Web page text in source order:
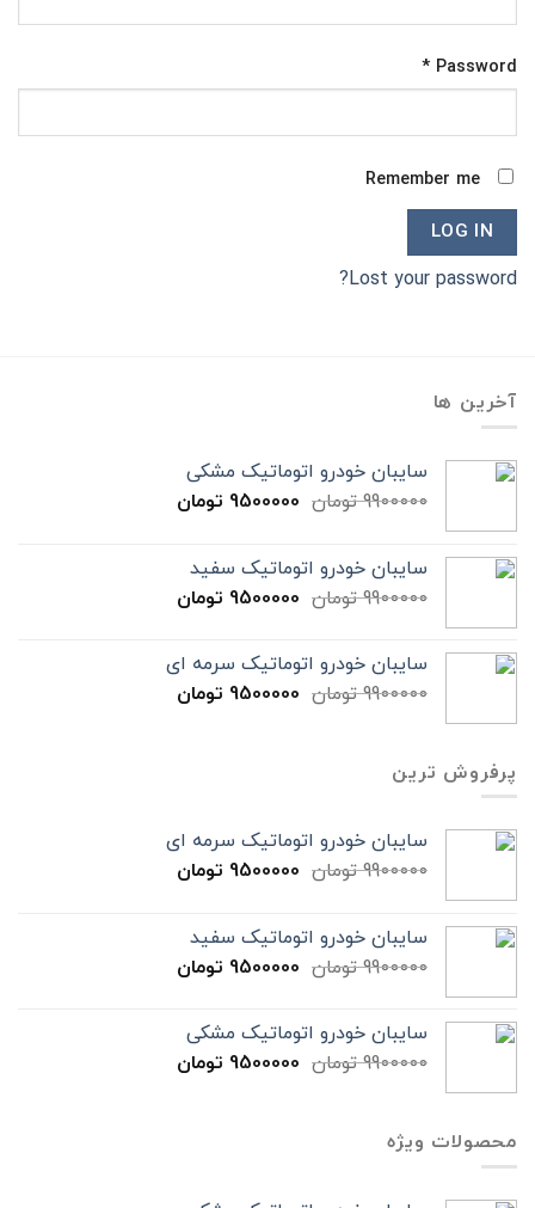
Password
*
Remember me
LOG IN
Lost your password?
آخرین ها
سایبان خودرو اتوماتیک مشکی
9900000 تومان 9500000 تومان
سایبان خودرو اتوماتیک سفید
9900000 تومان 9500000 تومان
سایبان خودرو اتوماتیک سرمه ای
9900000 تومان 9500000 تومان
پرفروش ترین
سایبان خودرو اتوماتیک سرمه ای
9900000 تومان 9500000 تومان
سایبان خودرو اتوماتیک سفید
9900000 تومان 9500000 تومان
سایبان خودرو اتوماتیک مشکی
9900000 تومان 9500000 تومان
محصولات ویژه